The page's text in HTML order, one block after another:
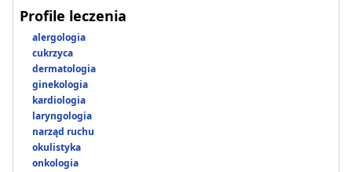
Profile leczenia
alergologia
cukrzyca
dermatologia
ginekologia
kardiologia
laryngologia
narząd ruchu
okulistyka
onkologia